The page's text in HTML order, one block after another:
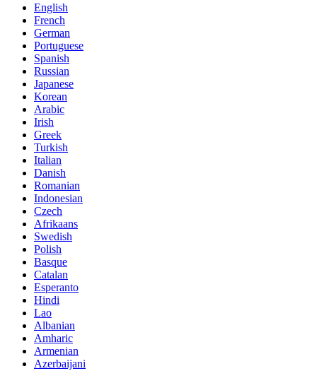
English
French
German
Portuguese
Spanish
Russian
Japanese
Korean
Arabic
Irish
Greek
Turkish
Italian
Danish
Romanian
Indonesian
Czech
Afrikaans
Swedish
Polish
Basque
Catalan
Esperanto
Hindi
Lao
Albanian
Amharic
Armenian
Azerbaijani